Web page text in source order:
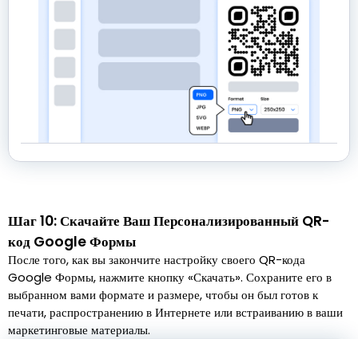
Шаг 10: Скачайте Ваш Персонализированный QR-
код Google Формы
После того, как вы закончите настройку своего QR-кода
Google Формы, нажмите кнопку «Скачать». Сохраните его в
выбранном вами формате и размере, чтобы он был готов к
печати, распространению в Интернете или встраиванию в ваши
маркетинговые материалы.